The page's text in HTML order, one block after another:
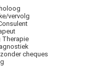
vervolg
Therapie
cheques